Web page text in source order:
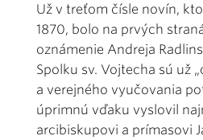
Už v treťom čísle novín,
1870, bolo na prvých
oznámenie Andreja
Spolku sv. Vojtecha sú už
a verejného vyučovania
úprimnú vďaku vyslovil
arcibiskupovi a prímasovi